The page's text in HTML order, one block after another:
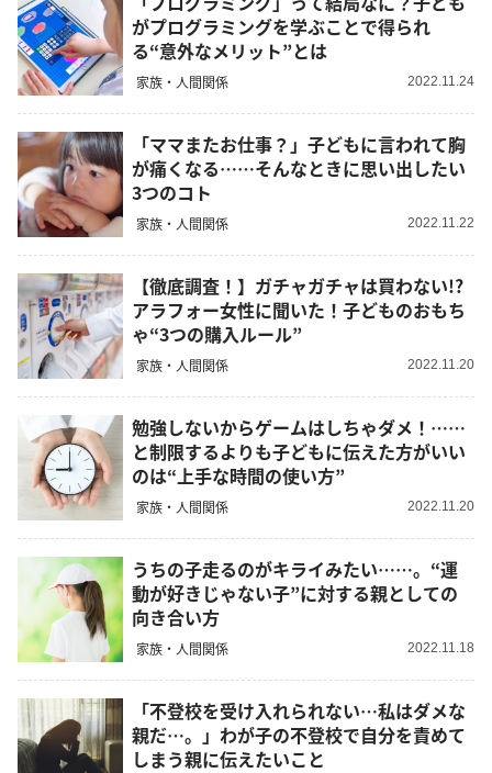
がプログラミングを学ぶことで得られ
る“意外なメリット”とは
家族・人間関係 2022.11.24
「ママまたお仕事？」子どもに言われて胸
が痛くなる……そんなときに思い出したい
3つのコト
家族・人間関係 2022.11.22
【徹底調査！】ガチャガチャは買わない!?
アラフォー女性に聞いた！子どものおもち
ゃ“3つの購入ルール”
家族・人間関係 2022.11.20
勉強しないからゲームはしちゃダメ！……
と制限するよりも子どもに伝えた方がいい
のは“上手な時間の使い方”
家族・人間関係 2022.11.20
うちの子走るのがキライみたい……。“運
動が好きじゃない子”に対する親としての
向き合い方
家族・人間関係 2022.11.18
「不登校を受け入れられない…私はダメな
親だ…。」わが子の不登校で自分を責めて
しまう親に伝えたいこと